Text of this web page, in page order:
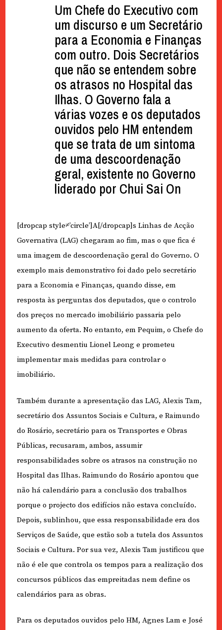
Um Chefe do Executivo com
um discurso e um Secretário
para a Economia e Finanças
com outro. Dois Secretários
que não se entendem sobre
os atrasos no Hospital das
Ilhas. O Governo fala a
várias vozes e os deputados
ouvidos pelo HM entendem
que se trata de um sintoma
de uma descoordenação
geral, existente no Governo
liderado por Chui Sai On
[dropcap style≠’circle’]A[/dropcap]s Linhas de Acção
Governativa (LAG) chegaram ao fim, mas o que fica é
uma imagem de descoordenação geral do Governo. O
exemplo mais demonstrativo foi dado pelo secretário
para a Economia e Finanças, quando disse, em
resposta às perguntas dos deputados, que o controlo
dos preços no mercado imobiliário passaria pelo
aumento da oferta. No entanto, em Pequim, o Chefe do
Executivo desmentiu Lionel Leong e prometeu
implementar mais medidas para controlar o
imobiliário.
Também durante a apresentação das LAG, Alexis Tam,
secretário dos Assuntos Sociais e Cultura, e Raimundo
do Rosário, secretário para os Transportes e Obras
Públicas, recusaram, ambos, assumir
responsabilidades sobre os atrasos na construção no
Hospital das Ilhas. Raimundo do Rosário apontou que
não há calendário para a conclusão dos trabalhos
porque o projecto dos edifícios não estava concluído.
Depois, sublinhou, que essa responsabilidade era dos
Serviços de Saúde, que estão sob a tutela dos Assuntos
Sociais e Cultura. Por sua vez, Alexis Tam justificou que
não é ele que controla os tempos para a realização dos
concursos públicos das empreitadas nem define os
calendários para as obras.
Para os deputados ouvidos pelo HM, Agnes Lam e José